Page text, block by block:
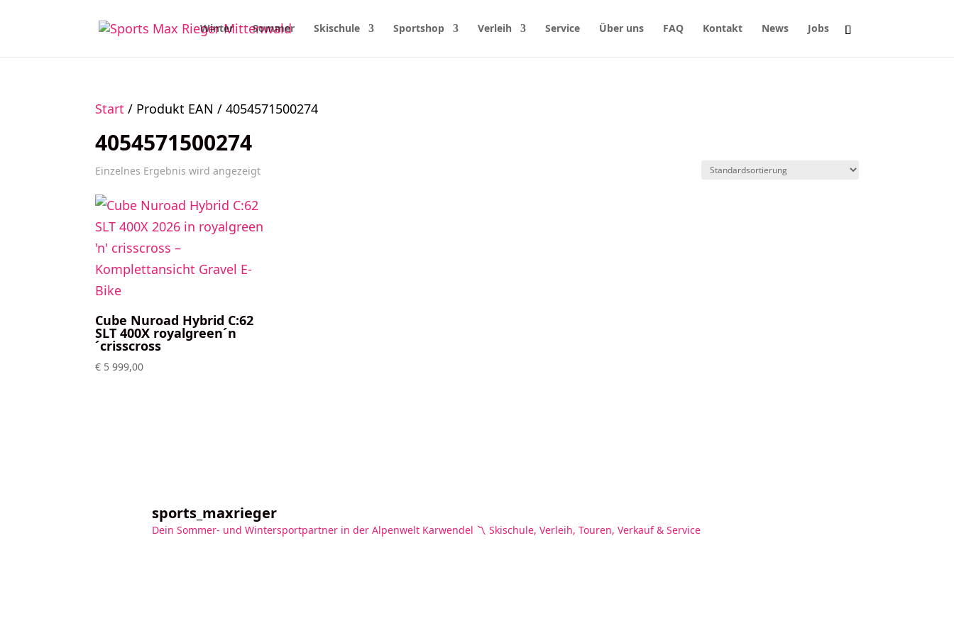
Winter Sommer Skischule Sportshop Verleih Service Über uns FAQ Kontakt News Jobs
Start / Produkt EAN / 4054571500274
4054571500274
Einzelnes Ergebnis wird angezeigt
Cube Nuroad Hybrid C:62
SLT 400X royalgreen´n
´crisscross
€ 5 999,00
sports_maxrieger
Dein Sommer- und Wintersportpartner in der Alpenwelt Karwendel 〽️ Skischule, Verleih, Touren, Verkauf & Service